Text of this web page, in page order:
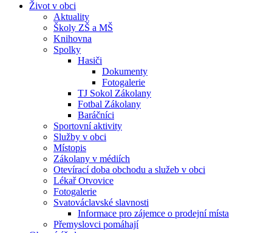
Život v obci
Aktuality
Školy ZŠ a MŠ
Knihovna
Spolky
Hasiči
Dokumenty
Fotogalerie
TJ Sokol Zákolany
Fotbal Zákolany
Baráčníci
Sportovní aktivity
Služby v obci
Místopis
Zákolany v médiích
Otevírací doba obchodu a služeb v obci
Lékař Otvovice
Fotogalerie
Svatováclavské slavnosti
Informace pro zájemce o prodejní místa
Přemyslovci pomáhají